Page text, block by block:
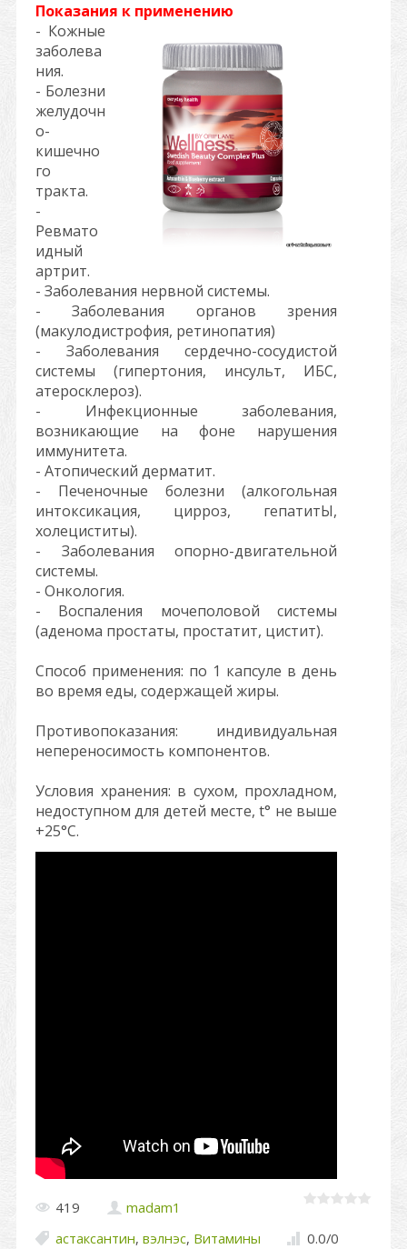
Показания к применению
- Кожные
заболева
ния.
- Болезни
желудочн
о-
кишечно
го
тракта.
-
Ревмато
идный
артрит.
- Заболевания нервной системы.
- Заболевания органов зрения
(макулодистрофия, ретинопатия)
- Заболевания сердечно-сосудистой
системы (гипертония, инсульт, ИБС,
атеросклероз).
- Инфекционные заболевания,
возникающие на фоне нарушения
иммунитета.
- Атопический дерматит.
- Печеночные болезни (алкогольная
интоксикация, цирроз, гепатитЫ,
холециститы).
- Заболевания опорно-двигательной
системы.
- Онкология.
- Воспаления мочеполовой системы
(аденома простаты, простатит, цистит).
Способ применения: по 1 капсуле в день
во время еды, содержащей жиры.
Противопоказания: индивидуальная
непереносимость компонентов.
Условия хранения: в сухом, прохладном,
недоступном для детей месте, t° не выше
+25°С.
419
madam1
астаксантин, вэлнэс, Витамины 0.0/0